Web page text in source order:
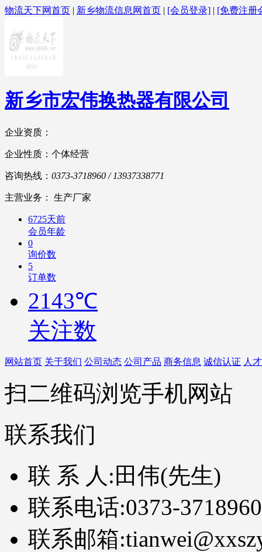
物流天下网首页 | 新乡物流信息网首页 | [会员登录] | [免费注册
新乡市宏伟换热器有限公司
企业资质：
企业性质：个体经营
咨询热线： 0373-3718960 / 13937338771
主营业务： 生产厂家
6725天前
会员年龄
0
询价数
5
订单数
2143℃
关注数
网站首页 关于我们 公司动态 公司产品 商务信息 诚信认证 人
扫二维码浏览手机网站
联系我们
联 系 人: 田伟(先生)
联系电话:0373-
联系邮箱: